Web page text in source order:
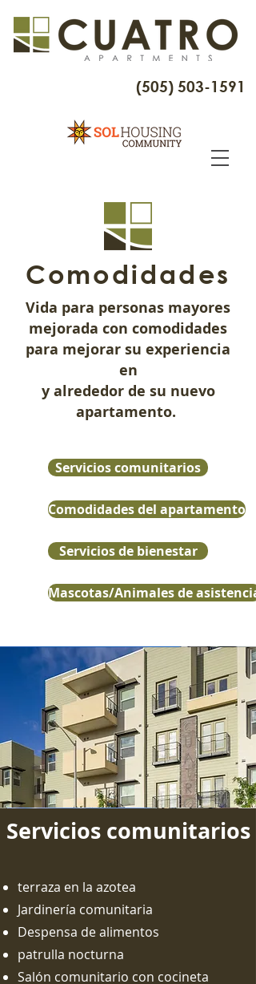
(505) 503-1591
Comodidades
Vida para personas mayores
mejorada con comodidades
para mejorar su experiencia
en
y alrededor de su nuevo
apartamento.
Servicios comunitarios
Comodidades del apartamento
Servicios de bienestar
Mascotas/Animales de asistencia
Servicios comunitarios
terraza en la azotea
Jardinería comunitaria
Despensa de alimentos
patrulla nocturna
Salón comunitario con cocineta